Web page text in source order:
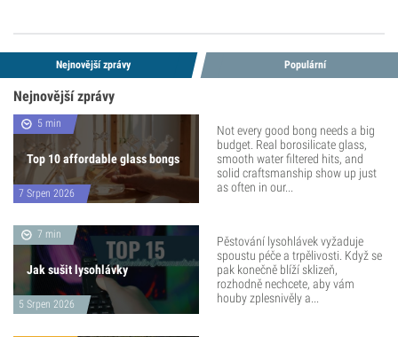
Nejnovější zprávy Populární
Nejnovější zprávy
5 min
Top 10 affordable glass bongs
7 Srpen 2026
Not every good bong needs a big
budget. Real borosilicate glass,
smooth water filtered hits, and
solid craftsmanship show up just
as often in our...
7 min
Jak sušit lysohlávky
5 Srpen 2026
Pěstování lysohlávek vyžaduje
spoustu péče a trpělivosti. Když se
pak konečně blíží sklizeň,
rozhodně nechcete, aby vám
houby zplesnivěly a...